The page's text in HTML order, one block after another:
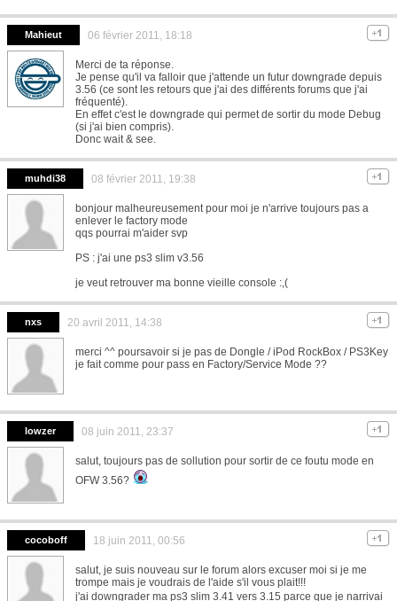
Mahieut 06 février 2011, 18:18
Merci de ta réponse.
Je pense qu'il va falloir que j'attende un futur downgrade depuis
3.56 (ce sont les retours que j'ai des différents forums que j'ai
fréquenté).
En effet c'est le downgrade qui permet de sortir du mode Debug
(si j'ai bien compris).
Donc wait & see.
muhdi38 08 février 2011, 19:38
bonjour malheureusement pour moi je n'arrive toujours pas a
enlever le factory mode
qqs pourrai m'aider svp
PS : j'ai une ps3 slim v3.56
je veut retrouver ma bonne vieille console :,(
nxs 20 avril 2011, 14:38
merci ^^ poursavoir si je pas de Dongle / iPod RockBox / PS3Key
je fait comme pour pass en Factory/Service Mode ??
lowzer 08 juin 2011, 23:37
salut, toujours pas de sollution pour sortir de ce foutu mode en
OFW 3.56?
cocoboff 18 juin 2011, 00:56
salut, je suis nouveau sur le forum alors excuser moi si je me
trompe mais je voudrais de l'aide s'il vous plait!!!
j'ai downgrader ma ps3 slim 3.41 vers 3.15 parce que je narrivai